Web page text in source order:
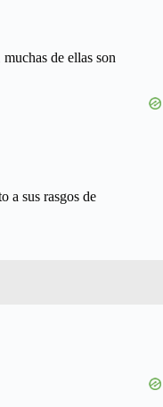
de ellas son
a sus rasgos de